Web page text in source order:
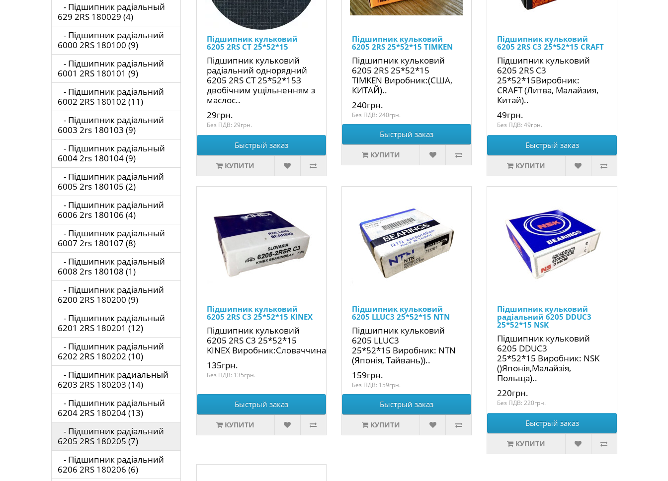
- Підшипник радіальный
629 2RS 180029 (4)
- Підшипник радіальний
6000 2RS 180100 (9)
- Підшипник радіальний
6001 2RS 180101 (9)
- Підшипник радіальний
6002 2RS 180102 (11)
- Підшипник радіальний
6003 2rs 180103 (9)
- Підшипник радіальный
6004 2rs 180104 (9)
- Підшипник радіальний
6005 2rs 180105 (2)
- Підшипник радіальний
6006 2rs 180106 (4)
- Підшипник радіальный
6007 2rs 180107 (8)
- Підшипник радіальный
6008 2rs 180108 (1)
- Підшипник радіальний
6200 2RS 180200 (9)
- Підшипник радіальный
6201 2RS 180201 (12)
- Підшипник радіальний
6202 2RS 180202 (10)
- Підшипник радиальный
6203 2RS 180203 (14)
- Підшипник радіальный
6204 2RS 180204 (13)
- Підшипник радіальний
6205 2RS 180205 (7)
- Підшипник радіальний
6206 2RS 180206 (6)
Підшипник кульковий
6205 2RS CT 25*52*15
Підшипник кульковий
радіальний однорядний
6205 2RS CT 25*52*15З
двобічним ущільненням з
маслос..
29грн.
Без ПДВ: 29грн.
Быстрый заказ
КУПИТИ
Підшипник кульковий
6205 2RS 25*52*15 TIMKEN
Підшипник кульковий
6205 2RS 25*52*15
TIMKEN Виробник:(США,
КИТАЙ)..
240грн.
Без ПДВ: 240грн.
Быстрый заказ
КУПИТИ
Підшипник кульковий
6205 2RS C3 25*52*15 CRAFT
Підшипник кульковий
6205 2RS C3
25*52*15Виробник:
CRAFT (Литва, Малайзия,
Китай)..
49грн.
Без ПДВ: 49грн.
Быстрый заказ
КУПИТИ
Підшипник кульковий
6205 2RS C3 25*52*15 KINEX
Підшипник кульковий
6205 2RS C3 25*52*15
KINEX Виробник:Словаччина..
135грн.
Без ПДВ: 135грн.
Быстрый заказ
КУПИТИ
Підшипник кульковий
6205 LLUC3 25*52*15 NTN
Підшипник кульковий
6205 LLUC3
25*52*15 Виробник: NTN
(Японія, Тайвань))..
159грн.
Без ПДВ: 159грн.
Быстрый заказ
КУПИТИ
Підшипник кульковий
радіальний 6205 DDUC3
25*52*15 NSK
Підшипник кульковий
6205 DDUC3
25*52*15 Виробник: NSK
()Японія,Малайзія,
Польща)..
220грн.
Без ПДВ: 220грн.
Быстрый заказ
КУПИТИ